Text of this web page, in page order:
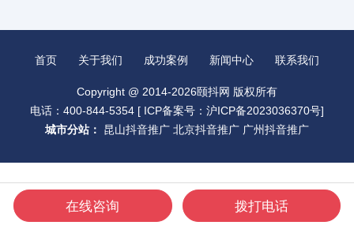
首页 关于我们 成功案例 新闻中心 联系我们
Copyright @ 2014-2026颐抖网 版权所有
电话：400-844-5354 [ ICP备案号：沪ICP备2023036370号]
城市分站：
昆山抖音推广 北京抖音推广 广州抖音推广
在线咨询 拨打电话